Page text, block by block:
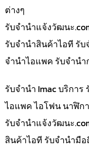
ต่างๆ
รับจํานําแจ้งวัฒนะ
รับจำนำสินค้าไอที รั
จำนำไอแพค รับจำนำ
รับจำนำ Imac บริกา
ไอแพค ไอโฟน นาฬิก
รับจํานําแจ้งวัฒนะ
สินค้าไอที รับจำนำมื